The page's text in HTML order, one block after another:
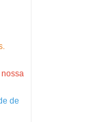
nossa
de